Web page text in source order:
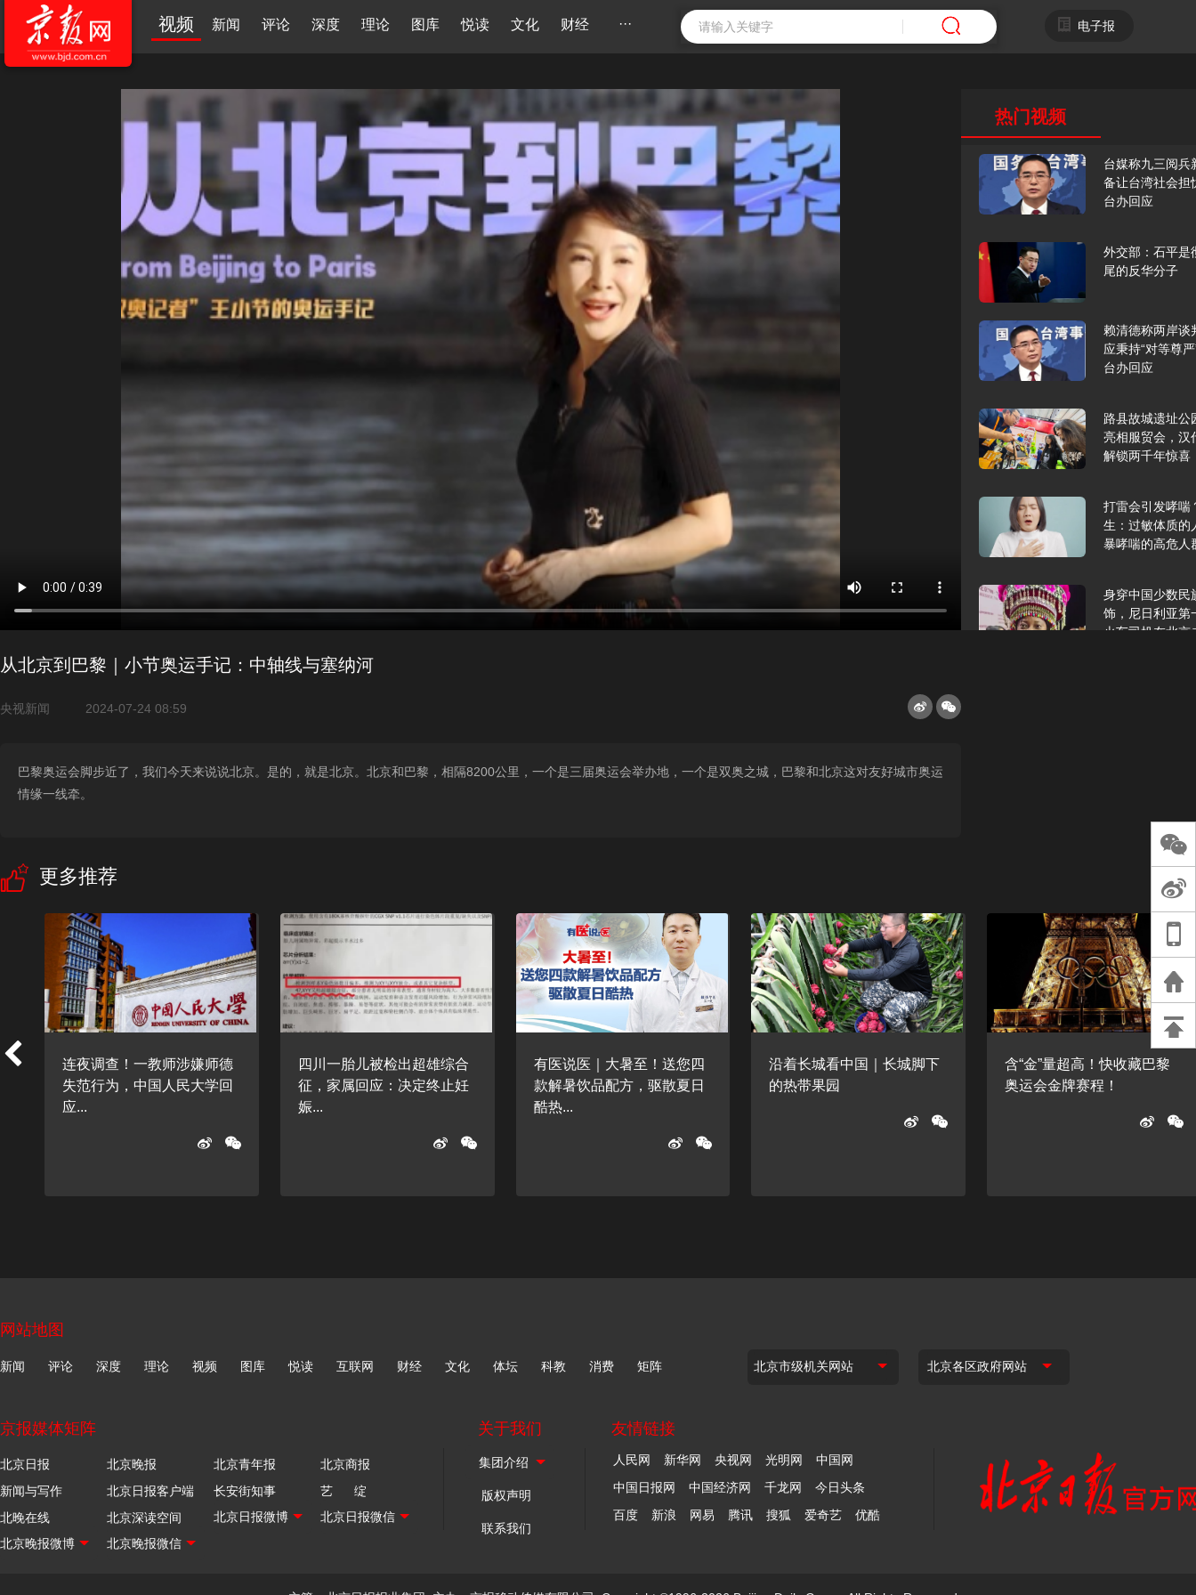
视频 新闻 评论 深度 理论 图库 悦读 文化 财经 ··· 电子报
热门视频
台媒称九三阅兵
备让台湾社会担
台办回应
外交部：石平是
尾的反华分子
赖清德称两岸谈
应秉持“对等尊
台办回应
路县故城遗址公
亮相服贸会，汉
解锁两千年惊喜
打雷会引发哮喘
生：过敏体质的
暴哮喘的高危人
身穿中国少数民
饰，尼日利亚第
火车司机在北京
天桥艺术中心一
演出，国际项目
重庆一高校学生
死，官方通报：
刑案，网传遗体
等信息不实
从北京到巴黎｜小节奥运手记：中轴线与塞纳河
央视新闻 2024-07-24 08:59
巴黎奥运会脚步近了，我们今天来说说北京。是的，就是北京。北京和巴黎，相隔8200公里，一个是三届奥运会举办地，一个是双奥之城，巴黎和北京这对友好城市奥运
情缘一线牵。
更多推荐
连夜调查！一教师涉嫌师德
失范行为，中国人民大学回
应...
四川一胎儿被检出超雄综合
征，家属回应：决定终止妊
娠...
有医说医｜大暑至！送您四
款解暑饮品配方，驱散夏日
酷热...
沿着长城看中国｜长城脚下
的热带果园
含“金”量超高！快收藏巴黎
奥运会金牌赛程！
网站地图
新闻 评论 深度 理论 视频 图库 悦读 互联网 财经 文化 体坛 科教 消费 矩阵
京报媒体矩阵
北京日报 北京晚报 北京青年报
北京商报
新闻与写作
北京日报客户端 长安街知事
艺 绽
北晚在线
北京深读空间
关于我们
版权声明
联系我们
友情链接
人民网 新华网 央视网 光明网
中国网
中国日报网
中国经济网 千龙网
今日头条
百度
新浪 网易 腾讯 搜狐 爱奇艺 优酷